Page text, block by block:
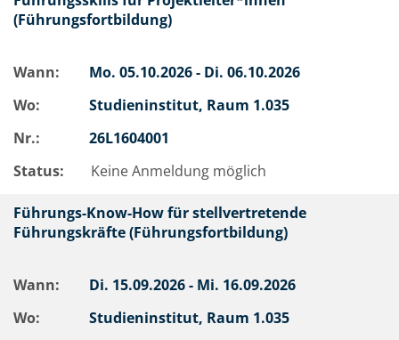
(Führungsfortbildung)
Wann: Mo. 05.10.2026 - Di. 06.10.2026
Wo:
Studieninstitut, Raum 1.035
Nr.:
26L1604001
Status:
Keine Anmeldung möglich
Führungs-Know-How für stellvertretende
Führungskräfte (Führungsfortbildung)
Wann: Di. 15.09.2026 - Mi. 16.09.2026
Wo:
Studieninstitut, Raum 1.035